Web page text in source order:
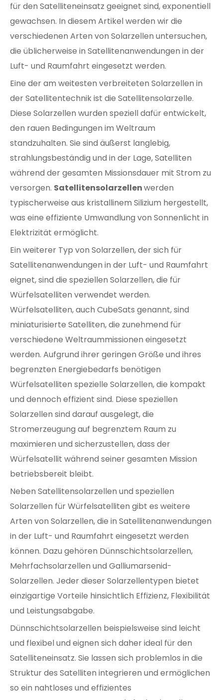
für den Satelliteneinsatz geeignet sind, exponentiell
gewachsen. In diesem Artikel werden wir die
verschiedenen Arten von Solarzellen untersuchen,
die üblicherweise in Satellitenanwendungen in der
Luft- und Raumfahrt eingesetzt werden.
Eine der am weitesten verbreiteten Solarzellen in
der Satellitentechnik ist die Satellitensolarzelle.
Diese Solarzellen wurden speziell dafür entwickelt,
den rauen Bedingungen im Weltraum
standzuhalten. Sie sind äußerst langlebig,
strahlungsbeständig und in der Lage, Satelliten
während der gesamten Missionsdauer mit Strom zu
versorgen. Satellitensolarzellenwerden
typischerweise aus kristallinem Silizium hergestellt,
was eine effiziente Umwandlung von Sonnenlicht in
Elektrizität ermöglicht.
Ein weiterer Typ von Solarzellen, der sich für
Satellitenanwendungen in der Luft- und Raumfahrt
eignet, sind die speziellen Solarzellen, die für
Würfelsatelliten verwendet werden.
Würfelsatelliten, auch CubeSats genannt, sind
miniaturisierte Satelliten, die zunehmend für
verschiedene Weltraummissionen eingesetzt
werden. Aufgrund ihrer geringen Größe und ihres
begrenzten Energiebedarfs benötigen
Würfelsatelliten spezielle Solarzellen, die kompakt
und dennoch effizient sind. Diese speziellen
Solarzellen sind darauf ausgelegt, die
Stromerzeugung auf begrenztem Raum zu
maximieren und sicherzustellen, dass der
Würfelsatellit während seiner gesamten Mission
betriebsbereit bleibt.
Neben Satellitensolarzellen und speziellen
Solarzellen für Würfelsatelliten gibt es weitere
Arten von Solarzellen, die in Satellitenanwendungen
in der Luft- und Raumfahrt eingesetzt werden
können. Dazu gehören Dünnschichtsolarzellen,
Mehrfachsolarzellen und Galliumarsenid-
Solarzellen. Jeder dieser Solarzellentypen bietet
einzigartige Vorteile hinsichtlich Effizienz, Flexibilität
und Leistungsabgabe.
Dünnschichtsolarzellen beispielsweise sind leicht
und flexibel und eignen sich daher ideal für den
Satelliteneinsatz. Sie lassen sich problemlos in die
Struktur des Satelliten integrieren und ermöglichen
so ein nahtloses und effizientes